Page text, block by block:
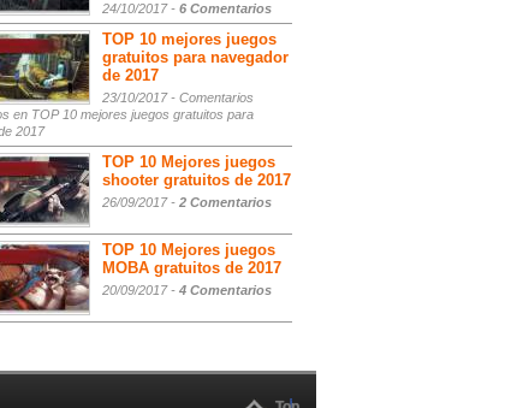
24/10/2017 - 6 Comentarios
TOP 10 mejores juegos
gratuitos para navegador
de 2017
23/10/2017 - Comentarios
en TOP 10 mejores juegos gratuitos para
2017
TOP 10 Mejores juegos
shooter gratuitos de 2017
26/09/2017 - 2 Comentarios
TOP 10 Mejores juegos
MOBA gratuitos de 2017
20/09/2017 - 4 Comentarios